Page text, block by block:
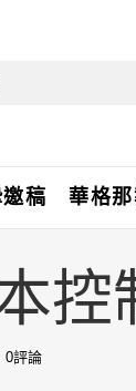
稿 華格
控
0評論